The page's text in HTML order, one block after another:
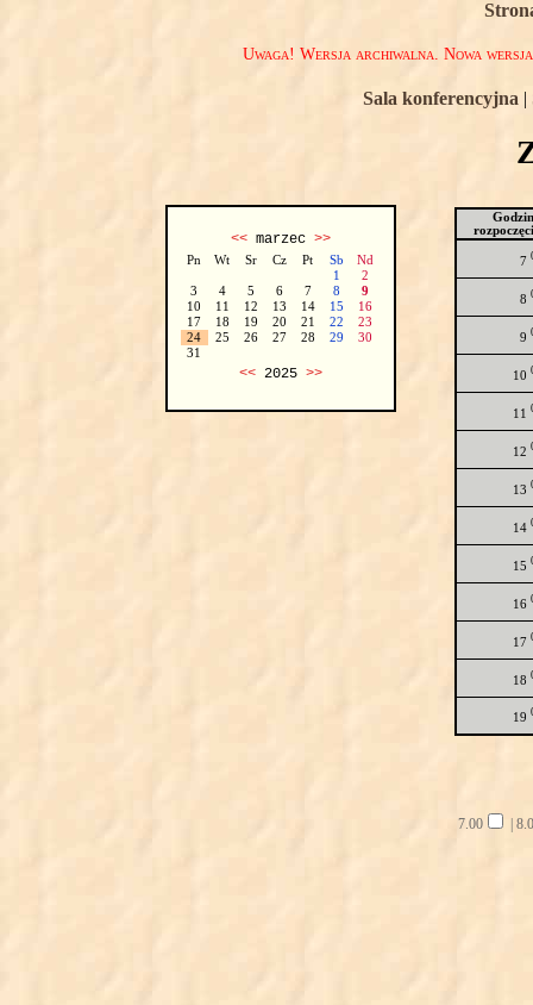
Uwaga! Wersja archiwalna. Nowa
Sala konferencyjna |
<<marzec >>
Pn Wt Sr Cz Pt Sb
Nd
1
2
3
4 5 6 7 8
9
10
11 12 13 14 15
16
17
18 19 20 21 22
23
24
25 26 27 28 29
30
31
<<2025 >>
7
8
9
10
11
12
13
14
15
16
17
18
19
7.00